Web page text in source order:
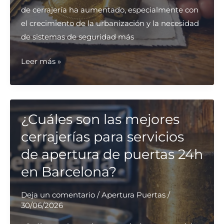
de cerrajería ha aumentado, especialmente con
el crecimiento de la urbanización y la necesidad
de sistemas de seguridad más
¿Qué
cerrajería
ofrece
garantías
en
sus
servicios
en
Barcelona?
Leer más »
¿Cuáles son las mejores
cerrajerías para servicios
de apertura de puertas 24h
en Barcelona?
Deja un comentario / Apertura Puertas/
30/06/2026